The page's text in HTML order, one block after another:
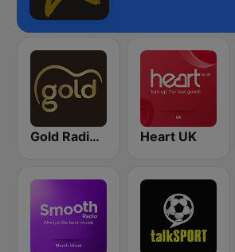
Gold Radio UK Heart UK